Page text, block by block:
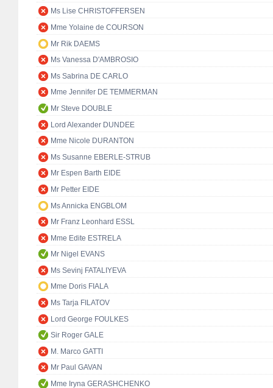
Ms Lise CHRISTOFFERSEN
Mme Yolaine de COURSON
Mr Rik DAEMS
Ms Vanessa D'AMBROSIO
Ms Sabrina DE CARLO
Mme Jennifer DE TEMMERMAN
Mr Steve DOUBLE
Lord Alexander DUNDEE
Mme Nicole DURANTON
Ms Susanne EBERLE-STRUB
Mr Espen Barth EIDE
Mr Petter EIDE
Ms Annicka ENGBLOM
Mr Franz Leonhard ESSL
Mme Edite ESTRELA
Mr Nigel EVANS
Ms Sevinj FATALIYEVA
Mme Doris FIALA
Ms Tarja FILATOV
Lord George FOULKES
Sir Roger GALE
M. Marco GATTI
Mr Paul GAVAN
Mme Iryna GERASHCHENKO